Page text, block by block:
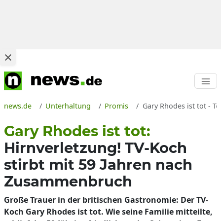
news.de Unterhaltung Promis Gary Rhodes ist tot -
Gary Rhodes ist tot:
Hirnverletzung! TV-Koch
stirbt mit 59 Jahren nach
Zusammenbruch
Große Trauer in der britischen Gastronomie: Der TV-
Koch Gary Rhodes ist tot. Wie seine Familie mitteilte,